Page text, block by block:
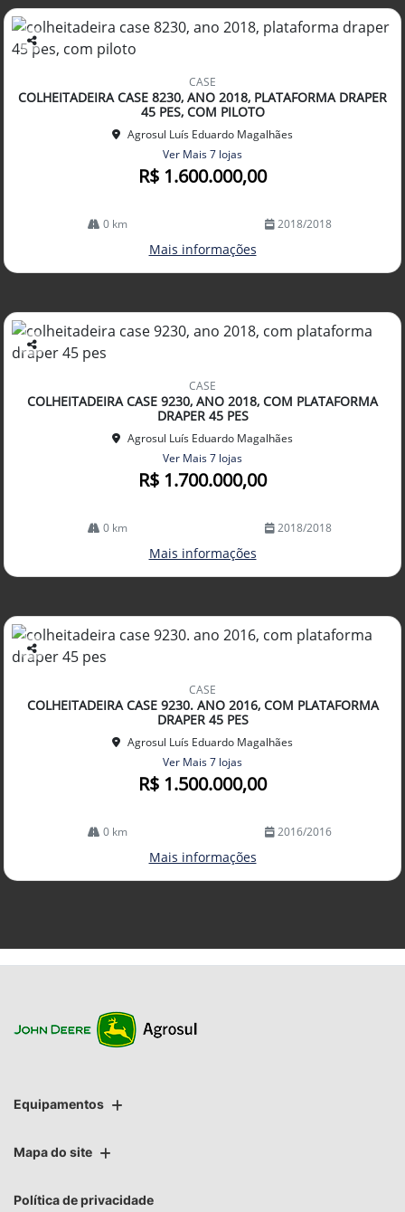
Co
arti
lhe
CASE
COLHEITADEIRA CASE 8230, ANO 2018, PLATAFORMA DRAPER
45 PES, COM PILOTO
Agrosul Luís Eduardo Magalhães
Ver Mais 7 lojas
R$ 1.600.000,00
0 km 2018/2018
Mais informações
Co
arti
lhe
CASE
COLHEITADEIRA CASE 9230, ANO 2018, COM PLATAFORMA
DRAPER 45 PES
Agrosul Luís Eduardo Magalhães
Ver Mais 7 lojas
R$ 1.700.000,00
0 km 2018/2018
Mais informações
Co
arti
lhe
CASE
COLHEITADEIRA CASE 9230. ANO 2016, COM PLATAFORMA
DRAPER 45 PES
Agrosul Luís Eduardo Magalhães
Ver Mais 7 lojas
R$ 1.500.000,00
0 km 2016/2016
Mais informações
Equipamentos
Mapa do site
Política de privacidade